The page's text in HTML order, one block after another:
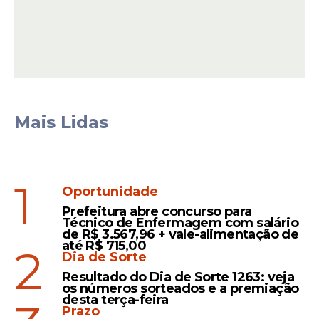
Oportunidades
Mais de 17 mil vagas em
cursos de tecnologia têm
inscrições prorrogadas até
terça-feira (31)
Mais Lidas
1
Oportunidade
Prefeitura abre concurso para
Técnico de Enfermagem com salário
de R$ 3.567,96 + vale-alimentação de
até R$ 715,00
2
Dia de Sorte
Resultado do Dia de Sorte 1263: veja
os números sorteados e a premiação
desta terça-feira
Prazo